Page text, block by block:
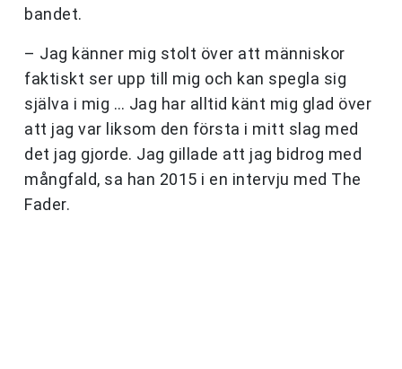
bandet.
– Jag känner mig stolt över att människor
faktiskt ser upp till mig och kan spegla sig
själva i mig … Jag har alltid känt mig glad över
att jag var liksom den första i mitt slag med
det jag gjorde. Jag gillade att jag bidrog med
mångfald, sa han 2015 i en intervju med The
Fader.